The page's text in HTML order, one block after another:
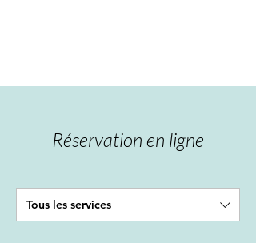
Réservation en ligne
Tous les services